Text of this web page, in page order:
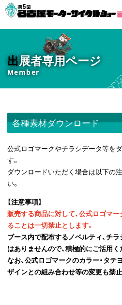
出展者専用ページ
Member
各種素材ダウンロード
公式ロゴマークやチラシデータ等を
す。
ダウンロードいただく場合は以下の
い。
【注意事項】
販売する商品に対して、公式ロゴマ
ることは一切禁止とします。
ブース内で配布するノベルティ、チ
はありませんので、積極的にご活用く
なお、公式ロゴマークのカラー・タテ
ザインとの組み合わせ等の変更も禁止